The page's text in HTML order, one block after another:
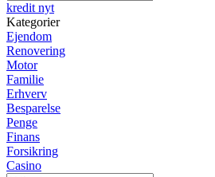
kredit nyt
Kategorier
Ejendom
Renovering
Motor
Familie
Erhverv
Besparelse
Penge
Finans
Forsikring
Casino